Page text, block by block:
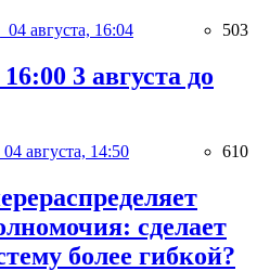
04 августа, 16:04 503
3 августа до
04 августа, 14:50 610
сделает
более гибкой?